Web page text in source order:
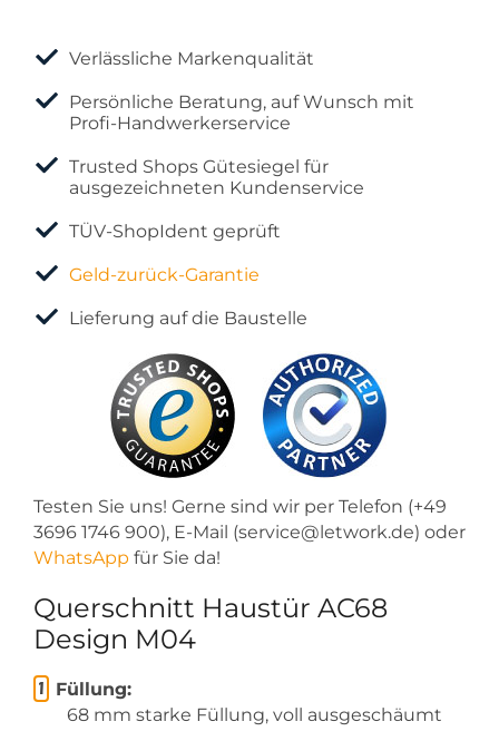
Verlässliche Markenqualität
Persönliche Beratung, auf Wunsch mit
Profi-Handwerkerservice
Trusted Shops Gütesiegel für
ausgezeichneten Kundenservice
TÜV-ShopIdent geprüft
Geld-zurück-Garantie
Lieferung auf die Baustelle
Testen Sie uns! Gerne sind wir per Telefon (+49
3696 1746 900), E-Mail (service@letwork.de) oder
WhatsApp für Sie da!
Querschnitt Haustür AC68
Design M04
Füllung:
68 mm starke Füllung, voll ausgeschäumt